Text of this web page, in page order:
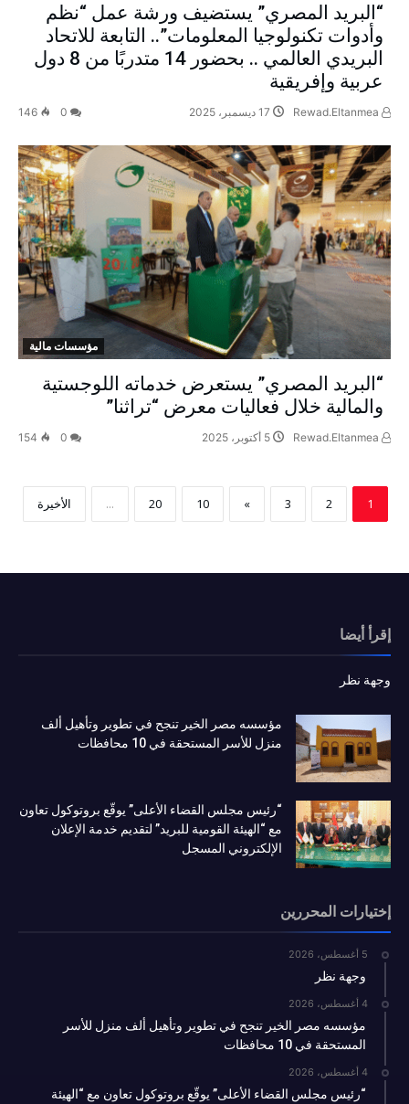
“البريد المصري” يستضيف ورشة عمل “نظم
وأدوات تكنولوجيا المعلومات”.. التابعة للاتحاد
البريدي العالمي .. بحضور 14 متدربًا من 8 دول
عربية وإفريقية
17 ديسمبر، 2025 0
146
مؤسسات مالية
“البريد المصري” يستعرض خدماته اللوجستية
والمالية خلال فعاليات معرض “تراثنا”
5 أكتوبر، 2025 0
154
1
2
3
»
10
20
... ‫الأخيرة‬
إقرأ أيضا
وجهة نظر
مؤسسه مصر الخير تنجح في تطوير وتأهيل ألف
منزل للأسر المستحقة في 10 محافظات
“رئيس مجلس القضاء الأعلى” يوقّع بروتوكول تعاون
مع “الهيئة القومية للبريد” لتقديم خدمة الإعلان
الإلكتروني المسجل
إختيارات المحررين
5 أغسطس، 2026
وجهة نظر
4 أغسطس، 2026
مؤسسه مصر الخير تنجح في تطوير وتأهيل ألف منزل للأسر
المستحقة في 10 محافظات
4 أغسطس، 2026
“رئيس مجلس القضاء الأعلى” يوقّع بروتوكول تعاون مع “الهيئة